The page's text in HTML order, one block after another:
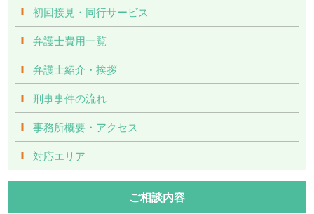
初回接見・同行サービス
弁護士費用一覧
弁護士紹介・挨拶
刑事事件の流れ
事務所概要・アクセス
対応エリア
ご相談内容